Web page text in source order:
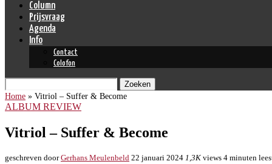
Column
Prijsvraag
Agenda
Info
Contact
Colofon
Zoeken
Home » Vitriol – Suffer & Become
ALBUM REVIEW
Vitriol – Suffer & Become
geschreven doorGerhans Meulenbeld 22 januari 2024 1,3K views 4 minuten